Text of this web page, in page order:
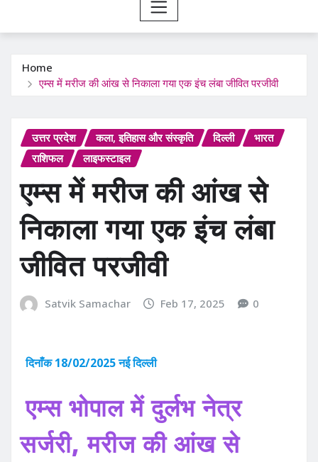
Home
एम्स में मरीज की आंख से निकाला गया एक इंच लंबा जीवित परजीवी
उत्तर प्रदेश कला, इतिहास और संस्कृति दिल्ली
भारत
राशिफल
लाइफस्टाइल
एम्स में मरीज की आंख से
निकाला गया एक इंच लंबा
जीवित परजीवी
Satvik Samachar Feb 17, 2025 0
दिनाँक 18/02/2025 नई दिल्ली
एम्स भोपाल में दुर्लभ नेत्र
सर्जरी, मरीज की आंख से